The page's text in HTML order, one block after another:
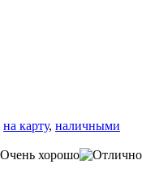
на карту, наличными